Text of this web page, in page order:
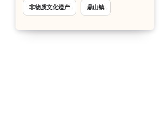
非物质文化遗产 鼎山镇